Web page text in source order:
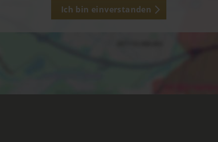
Ich bin einverstanden